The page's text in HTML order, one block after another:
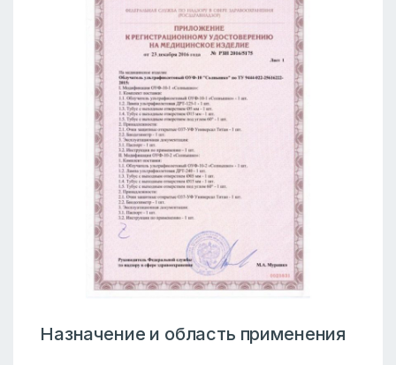
Назначение и область применения